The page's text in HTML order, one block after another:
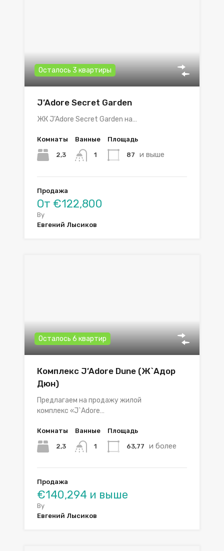
Осталось 3 квартиры
J’Adore Secret Garden
ЖК J’Adore Secret Garden на…
Комнаты
2,3
Ванные
1
Площадь
87 и выше
Продажа
От €122,800
By
Евгений Лысиков
Осталось 6 квартир
Комплекс J’Adore Dune (Ж`Aдор
Дюн)
Предлагаем на продажу жилой
комплекс «J`Adore…
Комнаты
2,3
Ванные
1
Площадь
63,77 и более
Продажа
€140,294 и выше
By
Евгений Лысиков